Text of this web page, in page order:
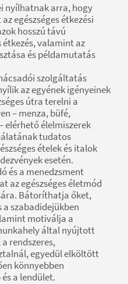
nyílhatnak arra, hogy
egészséges étkezési
hosszú távú
valamint az
és példamutatás
szolgáltatás
az egyének igényeinek
útra terelni a
– menza, büfé,
elérhető élelmiszerek
tudatos
ételek és italok
esetén.
és a menedzsment
az egészséges életmód
Bátoríthatja őket,
szabadidejükben
motiválja a
által nyújtott
rendszeres,
egyedül elköltött
könnyebben
a lendület.